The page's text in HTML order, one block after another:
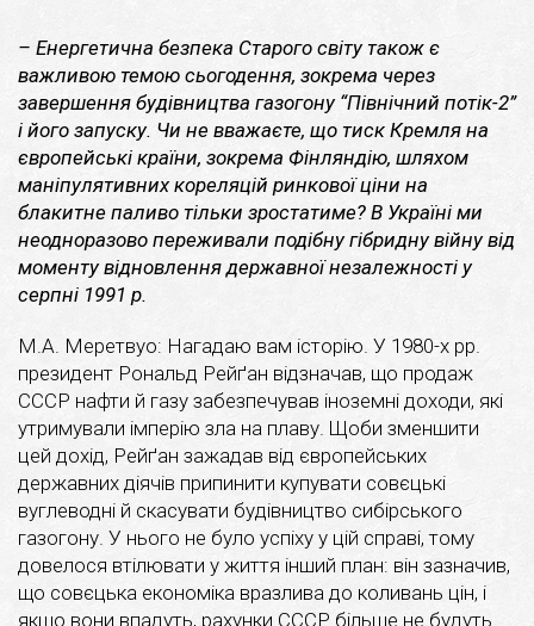
– Енергетична безпека Старого світу також є
важливою темою сьогодення, зокрема через
завершення будівництва газогону “Північний потік-2”
і його запуску. Чи не вважаєте, що тиск Кремля на
європейські країни, зокрема Фінляндію, шляхом
маніпулятивних кореляцій ринкової ціни на
блакитне паливо тільки зростатиме? В Україні ми
неодноразово переживали подібну гібридну війну від
моменту відновлення державної незалежності у
серпні 1991 р.
М.А. Меретвуо: Нагадаю вам історію. У 1980-х рр.
президент Рональд Рейґан відзначав, що продаж
СССР нафти й газу забезпечував іноземні доходи, які
утримували імперію зла на плаву. Щоби зменшити
цей дохід, Рейґан зажадав від європейських
державних діячів припинити купувати совєцькі
вуглеводні й скасувати будівництво сибірського
газогону. У нього не було успіху у цій справі, тому
довелося втілювати у життя інший план: він зазначив,
що совєцька економіка вразлива до коливань цін, і
якщо вони впадуть, рахунки СССР більше не будуть